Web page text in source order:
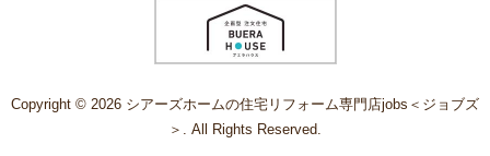
Copyright © 2026 シアーズホームの住宅リフォーム専門店jobs＜ジョブズ
＞. All Rights Reserved.